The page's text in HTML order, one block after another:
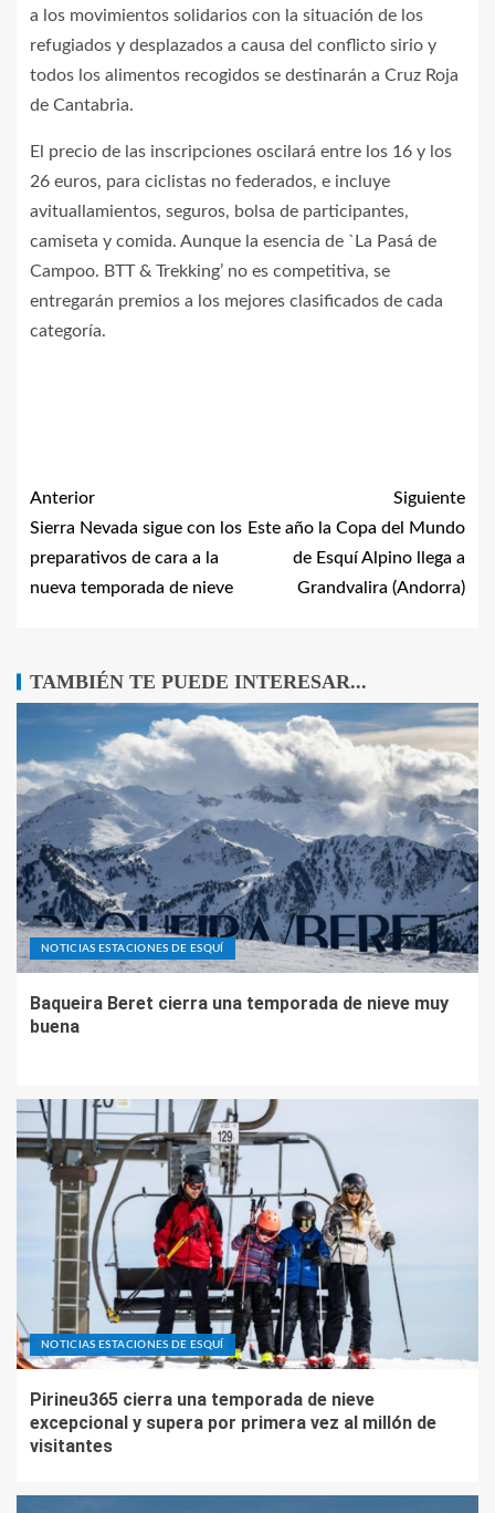
a los movimientos solidarios con la situación de los
refugiados y desplazados a causa del conflicto sirio y
todos los alimentos recogidos se destinarán a Cruz Roja
de Cantabria.
El precio de las inscripciones oscilará entre los 16 y los
26 euros, para ciclistas no federados, e incluye
avituallamientos, seguros, bolsa de participantes,
camiseta y comida. Aunque la esencia de `La Pasá de
Campoo. BTT & Trekking’ no es competitiva, se
entregarán premios a los mejores clasificados de cada
categoría.
Anterior
Sierra Nevada sigue con los
preparativos de cara a la
nueva temporada de nieve
Siguiente
Este año la Copa del Mundo
de Esquí Alpino llega a
Grandvalira (Andorra)
TAMBIÉN TE PUEDE INTERESAR...
NOTICIAS ESTACIONES DE ESQUÍ
Baqueira Beret cierra una temporada de nieve muy
buena
NOTICIAS ESTACIONES DE ESQUÍ
Pirineu365 cierra una temporada de nieve
excepcional y supera por primera vez al millón de
visitantes